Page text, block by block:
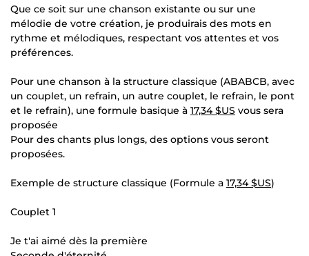
Que ce soit sur une chanson existante ou sur une
mélodie de votre création, je produirais des mots en
rythme et mélodiques, respectant vos attentes et vos
préférences.
Pour une chanson à la structure classique (ABABCB, avec
un couplet, un refrain, un autre couplet, le refrain, le pont
et le refrain), une formule basique à 17,34 $US vous sera
proposée
Pour des chants plus longs, des options vous seront
proposées.
Exemple de structure classique (Formule a 17,34 $US)
Couplet 1
Je t'ai aimé dès la première